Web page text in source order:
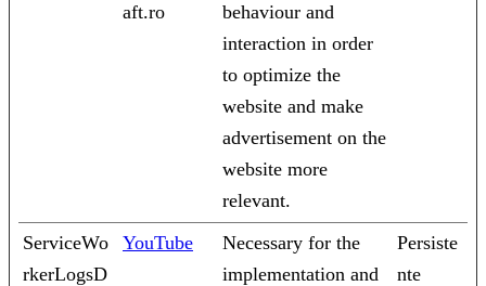
aft.ro
behaviour and
interaction in order
to optimize the
website and make
advertisement on the
website more
relevant.
ServiceWo
rkerLogsD
YouTube
Necessary for the
implementation and
Persiste
nte